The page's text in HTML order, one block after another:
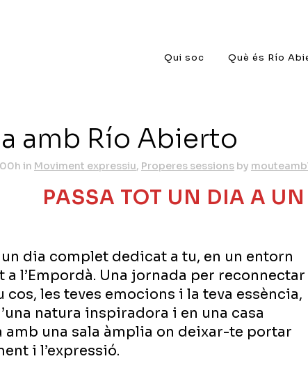
Qui soc Què és Río
amb Río Abierto
in Moviment expressiu, Properes sessions by
PASSA TOT UN DIA A
un dia complet dedicat a tu, en un entorn
l’Empordà. Una jornada per reconnectar
cos, les teves emocions i la teva essència,
natura inspiradora i en una casa
amb una sala àmplia on deixar-te portar
i l’expressió.